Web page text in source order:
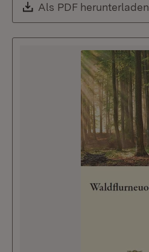
Download:
Als PDF herunterladen